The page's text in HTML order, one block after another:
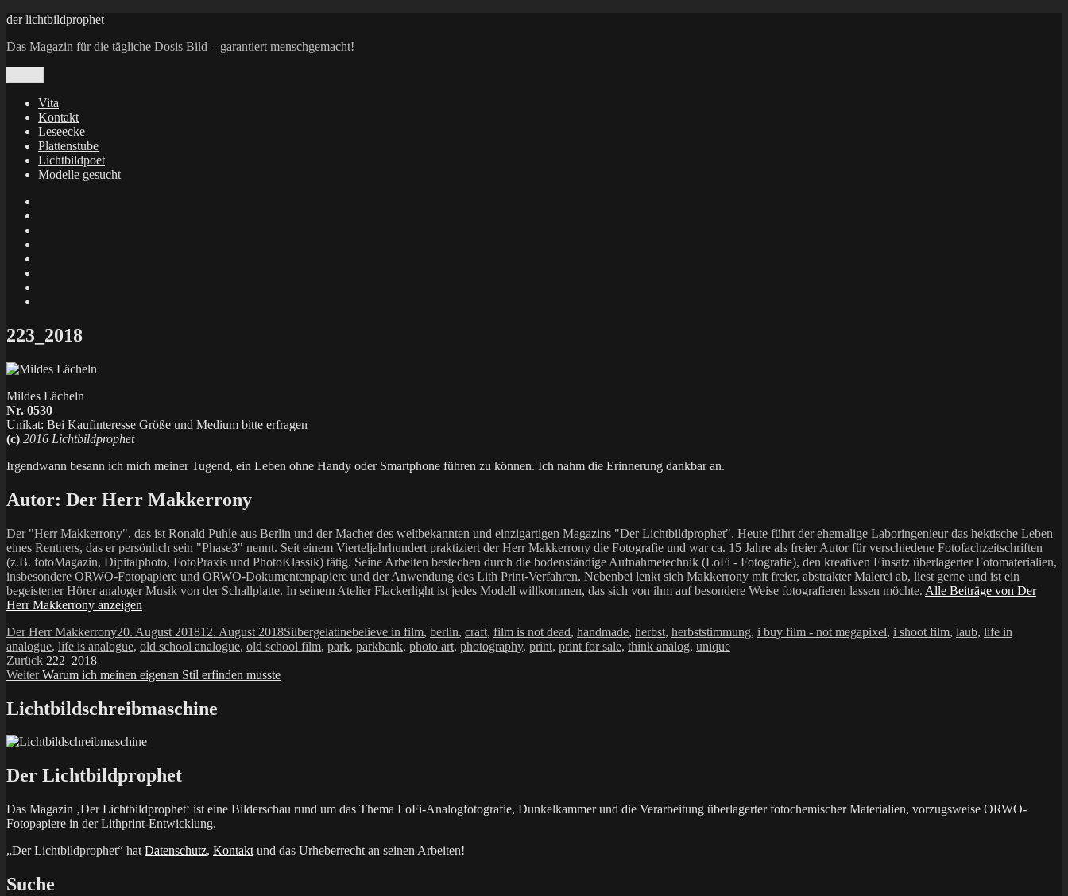
Zum
springen
der lichtbildprophet
Das Magazin für die tägliche Dosis Bild – garantiert menschgemacht!
Vita
Kontakt
Leseecke
Plattenstube
Lichtbildpoet
Modelle gesucht
X
223_2018
Mildes Lächeln
Nr. 0530
Unikat: Bei Kaufinteresse Größe und Medium bitte erfragen
(c) 2016 Lichtbildprophet
Irgendwann besann ich mich meiner Tugend, ein Leben ohne Handy oder Smartphone führen zu können. Ich nahm die Erinnerung dankbar an.
Autor: Der Herr Makkerrony
Der "Herr Makkerrony", das ist Ronald Puhle aus Berlin und der Macher des weltbekannten und einzigartigen Magazins "Der Lichtbildprophet". Heute führt der ehemalige Laboringenieur das hektische Leben
eines Rentners, das er persönlich sein "Phase3" nennt. Seit einem Vierteljahrhundert praktiziert der Herr Makkerrony die Fotografie und war ca. 15 Jahre als freier Autor für verschiedene Fotofachzeitschriften
(z.B. fotoMagazin, Dipitalphoto, FotoPraxis und PhotoKlassik) tätig. Seine Arbeiten bestechen durch die bodenständige Aufnahmetechnik (LoFi - Fotografie), den kreativen Einsatz überlagerter Fotomaterialien,
insbesondere ORWO-Fotopapiere und ORWO-Dokumentenpapiere und der Anwendung des Lith Print-Verfahren. Nebenbei lenkt sich Makkerrony mit freier, abstrakter Malerei ab, liest gerne und ist ein
begeisterter Hörer analoger Musik von der Schallplatte. In seinem Atelier Flackerlight ist jedes Modell willkommen, das sich von ihm auf besondere Weise fotografieren lassen möchte. Alle Beiträge von Der
Herr Makkerrony anzeigen
Autor
Der Herr MakkerronyVeröffentlicht
am
20. August 201812. August 2018Kategorien
SilbergelatineSchlagwörter
believe in film, berlin, craft, film is not dead, handmade, herbst, herbststimmung, i buy film - not megapixel, i shoot film, laub, life in
analogue, life is analogue, old school analogue, old school film, park, parkbank, photo art, photography, print, print for sale, think analog, unique
Beitragsnavigation
Zurück Vorheriger
Beitrag:
222_2018
Weiter Nächster
Warum ich meinen eigenen Stil erfinden musste
Lichtbildschreibmaschine
Der Lichtbildprophet
Das Magazin ‚Der Lichtbildprophet‘ ist eine Bilderschau rund um das Thema LoFi-Analogfotografie, Dunkelkammer und die Verarbeitung überlagerter fotochemischer Materialien, vorzugsweise ORWO-
Fotopapiere in der Lithprint-Entwicklung.
„Der Lichtbildprophet“ hat Datenschutz, Kontakt und das Urheberrecht an seinen Arbeiten!
Suche